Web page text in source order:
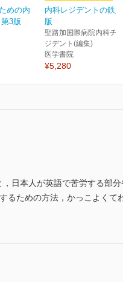
めの内
3版
内科レジデントの鉄則
版
聖路加国際病院内科チー
ジデント(編集)
医学書院
¥5,280
日本人が英語で苦労する部分
るための方法，かっこよくて